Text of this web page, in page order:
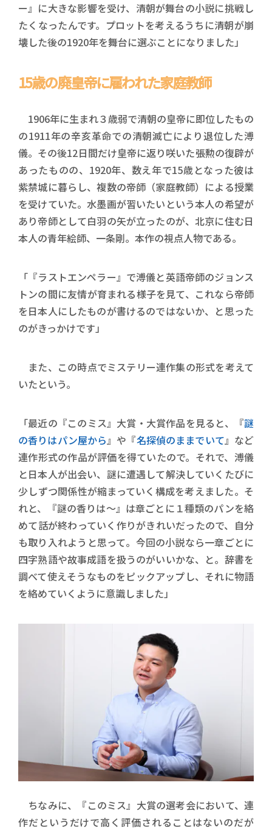
ー』に大きな影響を受け、清朝が舞台の小説に挑戦し
たくなったんです。プロットを考えるうちに清朝が崩
壊した後の1920年を舞台に選ぶことになりました」
15歳の廃皇帝に雇われた家庭教師
1906年に生まれ３歳弱で清朝の皇帝に即位したもの
の1911年の辛亥革命での清朝滅亡により退位した溥
儀。その後12日間だけ皇帝に返り咲いた張勲の復辟が
あったものの、1920年、数え年で15歳となった彼は
紫禁城に暮らし、複数の帝師（家庭教師）による授業
を受けていた。水墨画が習いたいという本人の希望が
あり帝師として白羽の矢が立ったのが、北京に住む日
本人の青年絵師、一条剛。本作の視点人物である。
「『ラストエンペラー』で溥儀と英語帝師のジョンス
トンの間に友情が育まれる様子を見て、これなら帝師
を日本人にしたものが書けるのではないか、と思った
のがきっかけです」
また、この時点でミステリー連作集の形式を考えて
いたという。
「最近の『このミス』大賞・大賞作品を見ると、『謎
の香りはパン屋から』や『名探偵のままでいて』など
連作形式の作品が評価を得ていたので。それで、溥儀
と日本人が出会い、謎に遭遇して解決していくたびに
少しずつ関係性が縮まっていく構成を考えました。そ
れと、『謎の香りは～』は章ごとに１種類のパンを絡
めて話が終わっていく作りがきれいだったので、自分
も取り入れようと思って。今回の小説なら一章ごとに
四字熟語や故事成語を扱うのがいいかな、と。辞書を
調べて使えそうなものをピックアップし、それに物語
を絡めていくように意識しました」
ちなみに、『このミス』大賞の選考会において、連
作だというだけで高く評価されることはないのだが